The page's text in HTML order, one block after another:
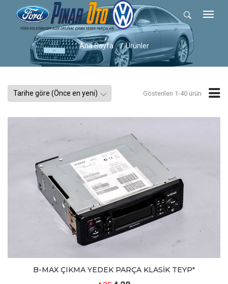
Ana Sayfa Ürünler
Gösterilen 1-40 ürün
B-MAX ÇIKMA YEDEK PARÇA KLASİK TEYP"